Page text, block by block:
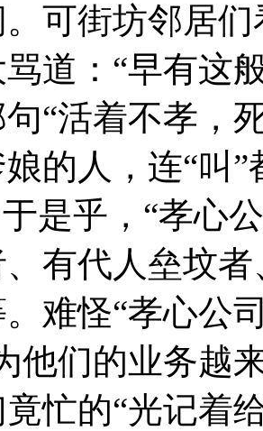
可街坊邻居
道：“早有这
“活着不孝，
的人，连“叫
于是乎，“孝
、有代人垒坟
难怪“孝心公
他们的业务越
忙的“光记着